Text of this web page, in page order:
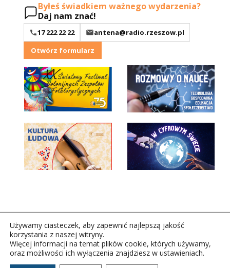
Byłeś świadkiem ważnego wydarzenia?
Daj nam znać!
17 222 22 22
antena@radio.rzeszow.pl
Otwórz formularz
Copyright © 2026Polskie Radio Rzeszów S.A. w likwidacj.
Używamy ciasteczek, aby zapewnić najlepszą jakość
korzystania z naszej witryny.
Więcej informacji na temat plików cookie, których używamy,
oraz możliwości ich wyłączenia znajdziesz w ustawieniach.